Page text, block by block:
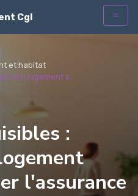
Cgl
et habitat
son logement s...
:
l'assurance